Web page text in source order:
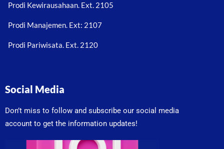
Prodi Kewirausahaan. Ext. 2105
Prodi Manajemen. Ext: 2107
Prodi Pariwisata. Ext. 2120
Social Media
Don’t miss to follow and subscribe our social media
account to get the information updates!